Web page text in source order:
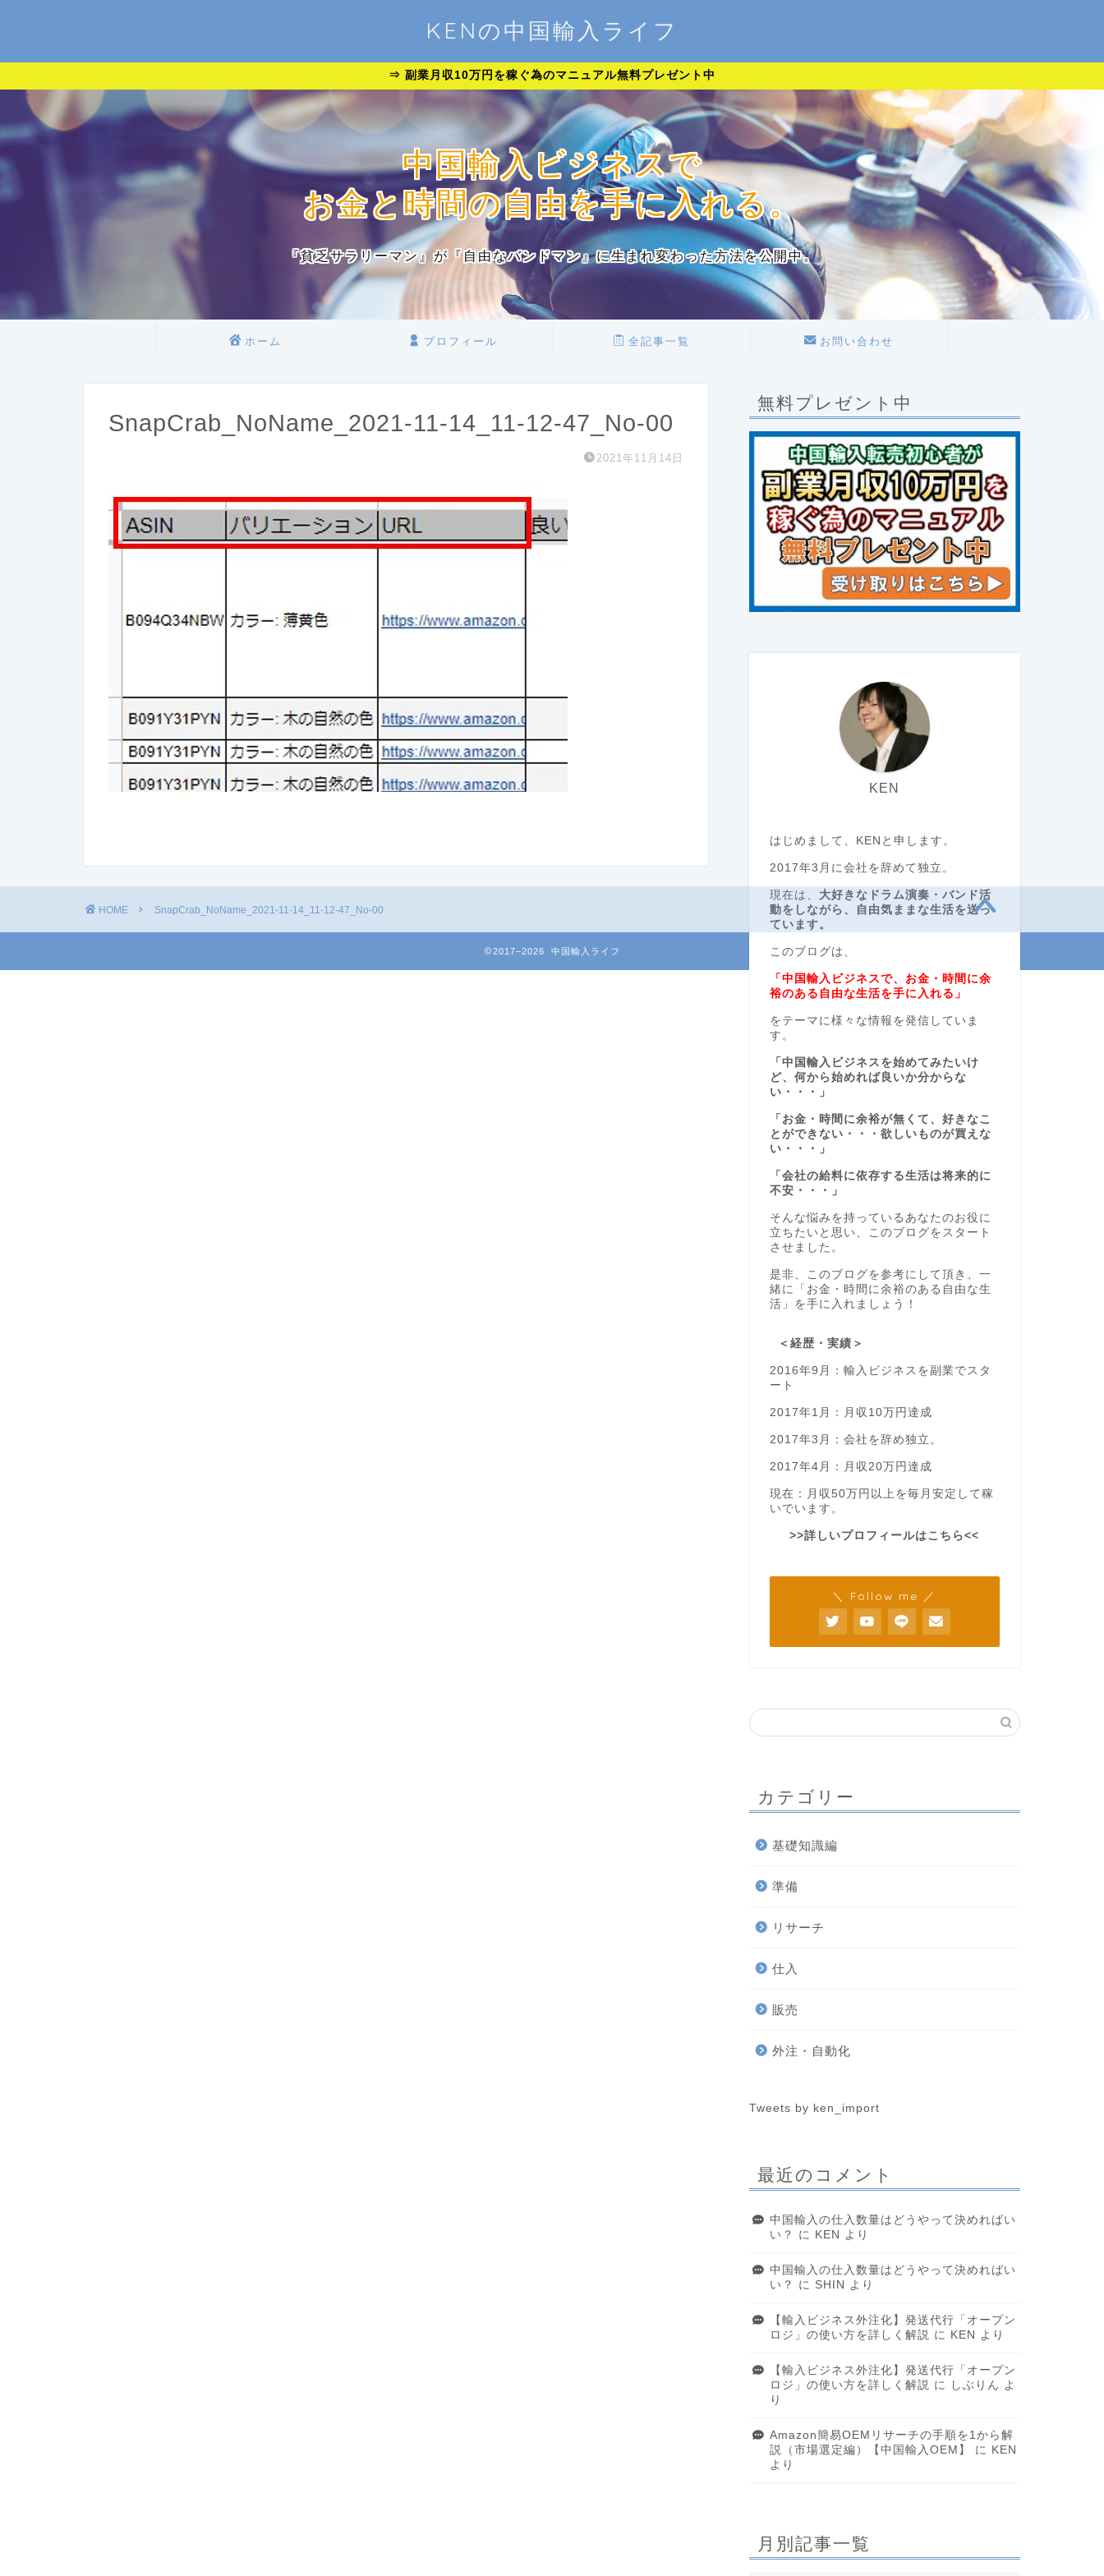
KENの中国輸入ライフ
⇒ 副業月収10万円を稼ぐ為のマニュアル無料プレゼント中
中国輸入ビジネスで
お金と時間の自由を手に入れる。
『貧乏サラリーマン』が『自由なバンドマン』に生まれ変わった方法を公開中。
ホーム プロフィール 全記事一覧 お問い合わせ
SnapCrab_NoName_2021-11-14_11-12-47_No-00
2021年11月14日
無料プレゼント中
KEN
はじめまして、KENと申します。
2017年3月に会社を辞めて独立。
現在は、 大好きなドラム演奏・バンド活
動をしながら、自由気ままな生活を送っ
ています。
このブログは、
「中国輸入ビジネスで、お金・時間に余
裕のある自由な生活を手に入れる」
をテーマに様々な情報を発信していま
す。
「中国輸入ビジネスを始めてみたいけ
ど、何から始めれば良いか分からな
い・・・」
「お金・時間に余裕が無くて、好きなこ
とができない・・・欲しいものが買えな
い・・・」
「会社の給料に依存する生活は将来的に
不安・・・」
そんな悩みを持っているあなたのお役に
立ちたいと思い、このブログをスタート
させました。
是非、このブログを参考にして頂き、一
緒に「お金・時間に余裕のある自由な生
活」を手に入れましょう！
＜経歴・実績＞
2016年9月：輸入ビジネスを副業でスタ
ート
2017年1月：月収10万円達成
2017年3月：会社を辞め独立。
2017年4月：月収20万円達成
現在：月収50万円以上を毎月安定して稼
いでいます。
>>詳しいプロフィールはこちら<<
＼ Follow me ／
カテゴリー
基礎知識編
準備
リサーチ
仕入
販売
外注・自動化
Tweets by ken_import
最近のコメント
中国輸入の仕入数量はどうやって決めればい
い？
に KEN より
中国輸入の仕入数量はどうやって決めればい
い？
に SHIN より
【輸入ビジネス外注化】発送代行「オープン
ロジ」の使い方を詳しく解説 に KEN より
【輸入ビジネス外注化】発送代行「オープン
ロジ」の使い方を詳しく解説 に しぶりん よ
り
Amazon簡易OEMリサーチの手順を1から解
説（市場選定編）【中国輸入OEM】
に
KEN
より
月別記事一覧
HOME SnapCrab_NoName_2021-11-14_11-12-47_No-00
2017–2026 中国輸入ライフ